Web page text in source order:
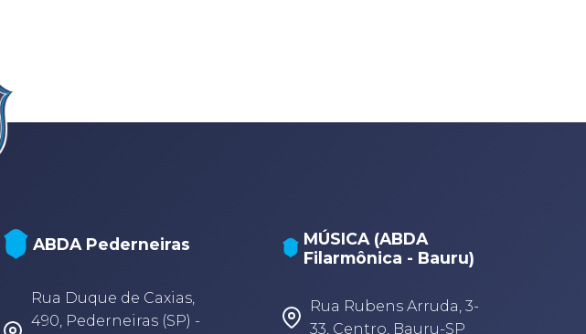
ABDA Pederneiras
Rua Duque de Caxias,
490, Pederneiras (SP) -
MÚSICA (ABDA
Filarmônica - Bauru)
Rua Rubens Arruda, 3-
33, Centro, Bauru-SP